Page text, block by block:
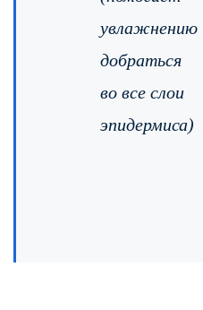
увлажнению
добраться
во все слои
эпидермиса)